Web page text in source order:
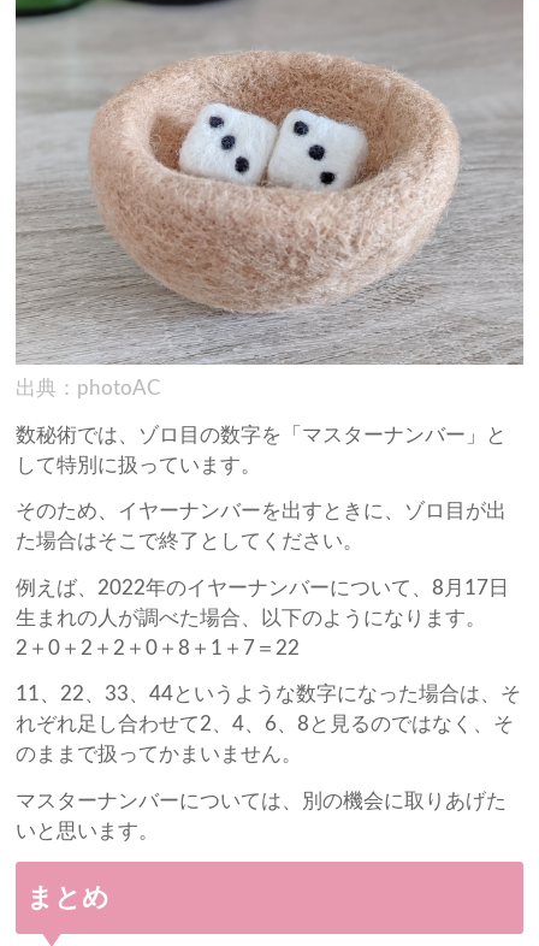
出典：photoAC
数秘術では、ゾロ目の数字を「マスターナンバー」と
して特別に扱っています。
そのため、イヤーナンバーを出すときに、ゾロ目が出
た場合はそこで終了としてください。
例えば、2022年のイヤーナンバーについて、8月17日
生まれの人が調べた場合、以下のようになります。
2＋0＋2＋2＋0＋8＋1＋7＝22
11、22、33、44というような数字になった場合は、そ
れぞれ足し合わせて2、4、6、8と見るのではなく、そ
のままで扱ってかまいません。
マスターナンバーについては、別の機会に取りあげた
いと思います。
まとめ